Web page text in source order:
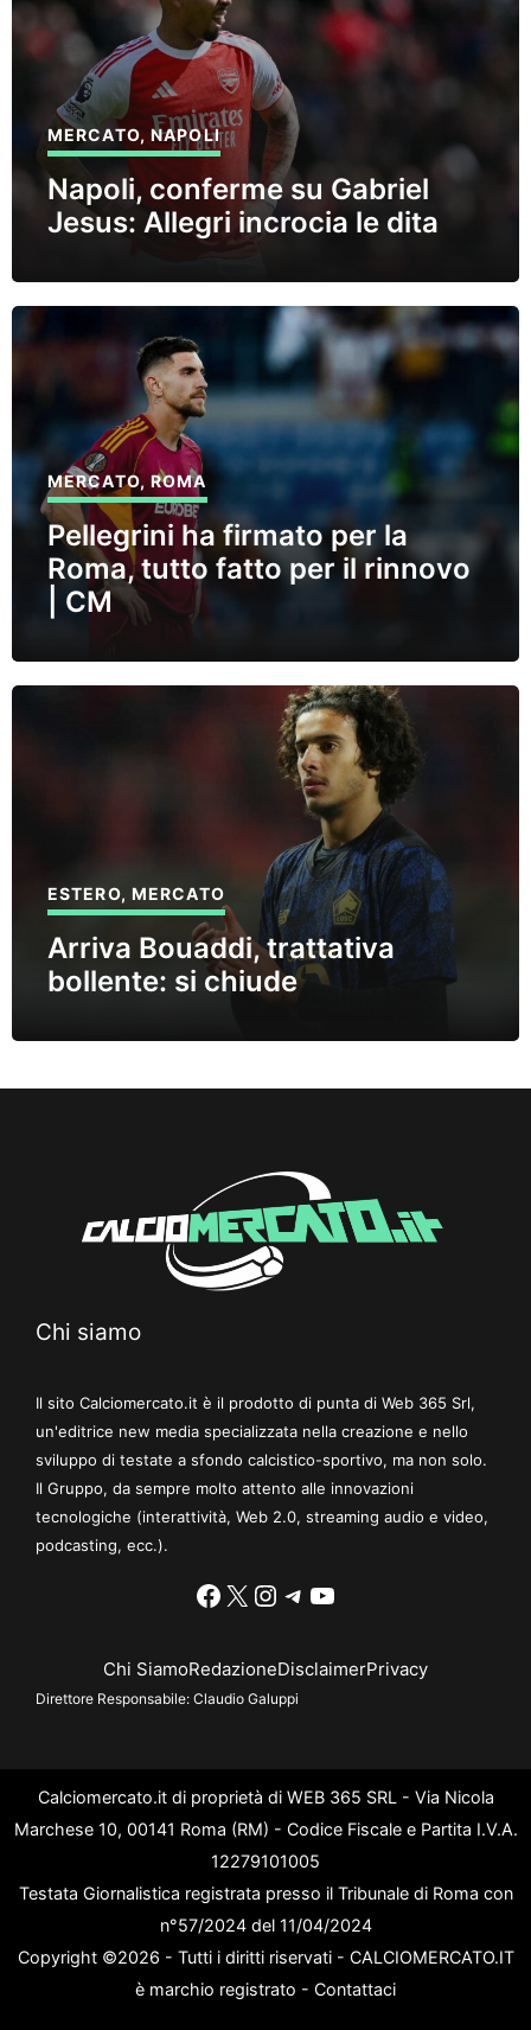
MERCATO,NAPOLI
Napoli, conferme su Gabriel
Jesus: Allegri incrocia le dita
MERCATO,ROMA
Pellegrini ha firmato per la
Roma, tutto fatto per il rinnovo
| CM
ESTERO, MERCATO
Arriva Bouaddi, trattativa
bollente: si chiude
Chi siamo
Il sito Calciomercato.it è il prodotto di punta di Web 365 Srl,
un'editrice new media specializzata nella creazione e nello
sviluppo di testate a sfondo calcistico-sportivo, ma non solo.
Il Gruppo, da sempre molto attento alle innovazioni
tecnologiche (interattività, Web 2.0, streaming audio e video,
podcasting, ecc.).
Facebook
X Instagram
Telegram
YouTube
Chi SiamoRedazioneDisclaimerPrivacy
Direttore Responsabile: Claudio Galuppi
Calciomercato.it di proprietà di WEB 365 SRL - Via Nicola
Marchese 10, 00141 Roma (RM) - Codice Fiscale e Partita I.V.A.
12279101005
Testata Giornalistica registrata presso il Tribunale di Roma con
n°57/2024 del 11/04/2024
Copyright ©2026 - Tutti i diritti riservati - CALCIOMERCATO.IT
è marchio registrato - Contattaci